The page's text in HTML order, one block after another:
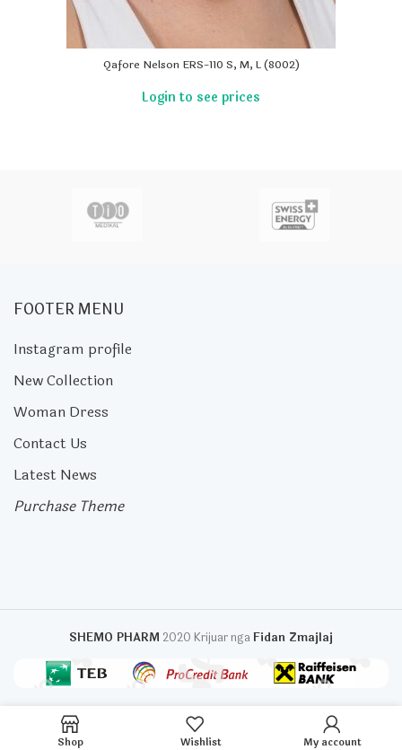
Qafore Nelson ERS-110 S, M, L (8002)
FOOTER MENU
Instagram profile
New Collection
Woman Dress
Contact Us
Latest News
Purchase Theme
SHEMO PHARM 2020 Krijuar ngaFidan Zmajlaj
Shop Wishlist My account